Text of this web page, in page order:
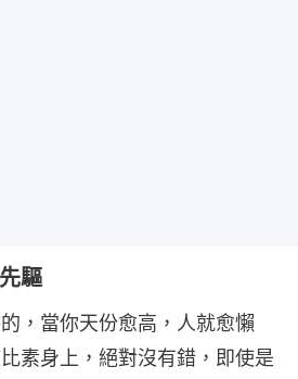
驅
，當你天份愈高，人就愈懶
素身上，絕對沒有錯，即使是